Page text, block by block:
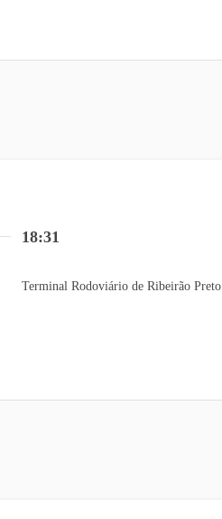
18:31
Terminal Rodoviário de Ribeirão Preto